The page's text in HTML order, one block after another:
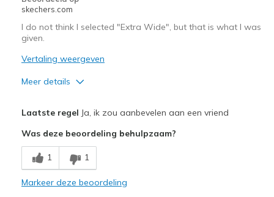
skechers.com
I do not think I selected "Extra Wide", but that is what I was
given.
Vertaling weergeven
Meer details
Minpunten
Way too wide.
Laatste regel Ja, ik zou aanbevelen aan een vriend
Was deze beoordeling behulpzaam?
1 1
Markeer deze beoordeling